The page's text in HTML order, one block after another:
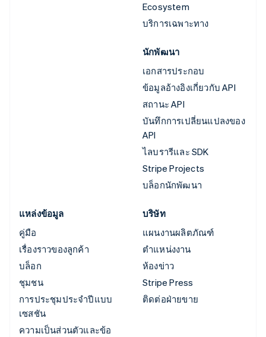
Ecosystem
บริการเฉพาะทาง
นักพัฒนา
เอกสารประกอบ
ข้อมูลอ้างอิงเกี่ยวกับ API
สถานะ API
บันทึกการเปลี่ยนแปลงของ
API
ไลบรารีและ SDK
Stripe Projects
บล็อกนักพัฒนา
แหล่งข้อมูล
คู่มือ
เรื่องราวของลูกค้า
บล็อก
ชุมชน
การประชุมประจำปีแบบ
เซสชัน
ความเป็นส่วนตัวและข้อ
บริษัท
แผนงานผลิตภัณฑ์
ตำแหน่งงาน
ห้องข่าว
Stripe Press
ติดต่อฝ่ายขาย